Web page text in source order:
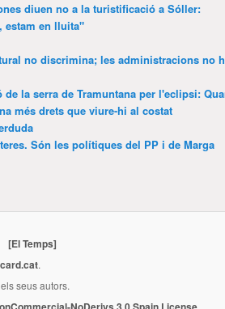
diuen no a la turistificació a Sóller:
estam en lluita"
no discrimina; les administracions no
de la serra de Tramuntana per l'eclipsi:
més drets que viure-hi al costat
Són les polítiques del PP i de Marga
[El Temps]
.
seus autors.